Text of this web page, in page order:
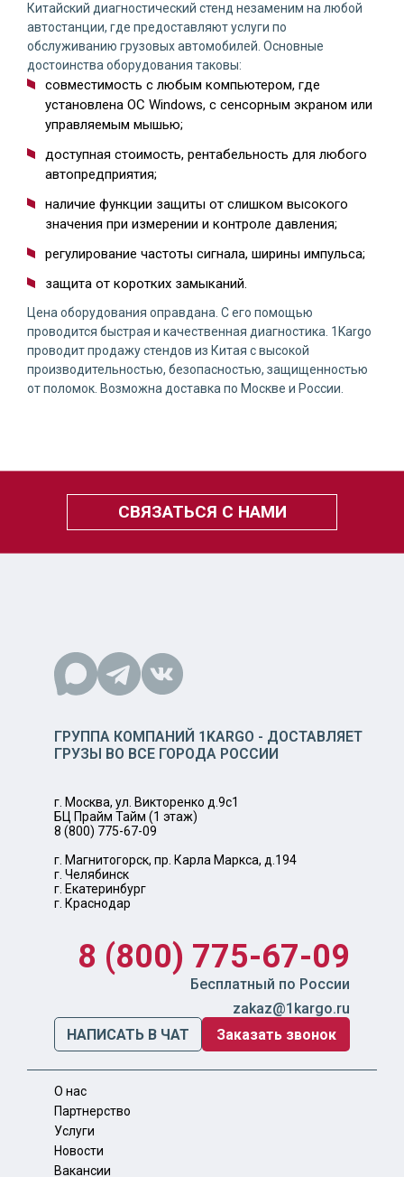
Китайский диагностический стенд незаменим на любой
автостанции, где предоставляют услуги по
обслуживанию грузовых автомобилей. Основные
достоинства оборудования таковы:
совместимость с любым компьютером, где
установлена ОС Windows, с сенсорным экраном или
управляемым мышью;
доступная стоимость, рентабельность для любого
автопредприятия;
наличие функции защиты от слишком высокого
значения при измерении и контроле давления;
регулирование частоты сигнала, ширины импульса;
защита от коротких замыканий.
Цена оборудования оправдана. С его помощью
проводится быстрая и качественная диагностика. 1Kargo
проводит продажу стендов из Китая с высокой
производительностью, безопасностью, защищенностью
от поломок. Возможна доставка по Москве и России.
СВЯЗАТЬСЯ С НАМИ
ГРУППА КОМПАНИЙ 1KARGO - ДОСТАВЛЯЕТ
ГРУЗЫ ВО ВСЕ ГОРОДА РОССИИ
г. Москва, ул. Викторенко д.9с1
БЦ Прайм Тайм (1 этаж)
8 (800) 775-67-09
г. Магнитогорск, пр. Карла Маркса, д.194
г. Челябинск
г. Екатеринбург
г. Краснодар
8 (800) 775-67-09
Бесплатный по России
zakaz@1kargo.ru
НАПИСАТЬ В ЧАТ
Заказать звонок
О нас
Партнерство
Услуги
Новости
Вакансии